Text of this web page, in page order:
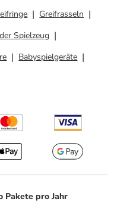
Greifrasseln
Spielzeug
Babyspielgeräte
Pakete pro Jahr